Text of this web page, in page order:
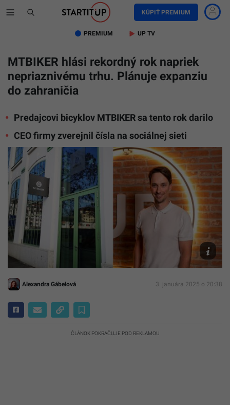
KÚPIŤ PREMIUM
PREMIUM UP TV
MTBIKER hlási rekordný rok napriek
nepriaznivému trhu. Plánuje expanziu
do zahraničia
Predajcovi bicyklov MTBIKER sa tento rok darilo
CEO firmy zverejnil čísla na sociálnej sieti
Maps,
Startitup
Alexandra Gábelová 3. januára 2025 o 20:38
ČLÁNOK POKRAČUJE POD REKLAMOU